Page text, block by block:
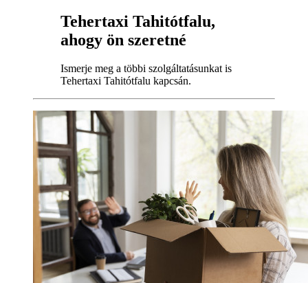
Tehertaxi Tahitótfalu,
ahogy ön szeretné
Ismerje meg a többi szolgáltatásunkat is
Tehertaxi Tahitótfalu kapcsán.